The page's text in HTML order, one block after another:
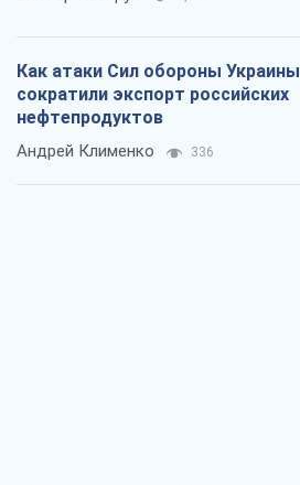
Как атаки Сил обороны Украины
сократили экспорт российских
нефтепродуктов
Андрей Клименко 336